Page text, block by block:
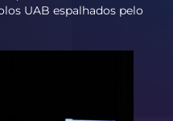
UAB espalhados pelo